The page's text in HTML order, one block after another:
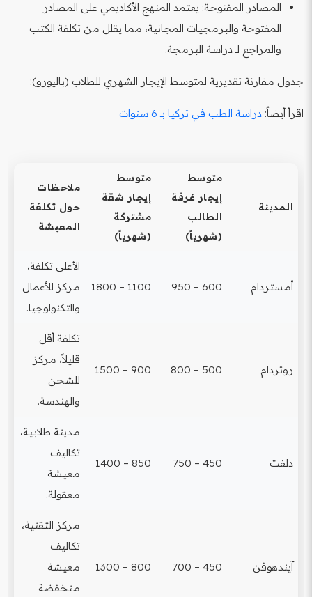
المصادر المفتوحة: يعتمد المنهج الأكاديمي على المصادر
المفتوحة والبرمجيات المجانية، مما يقلل من تكلفة الكتب
والمراجع لـ دراسة البرمجة.
جدول مقارنة تقديرية لمتوسط الإيجار الشهري للطلاب (باليورو):
اقرأ أيضاً: دراسة الطب في تركيا بـ 6 سنوات
المدينة
متوسط
إيجار غرفة
الطالب
(شهرياً)
متوسط
إيجار شقة
مشتركة
(شهرياً)
ملاحظات
حول تكلفة
المعيشة
أمستردام 600 – 950
1100 – 1800
الأعلى تكلفة،
مركز للأعمال
والتكنولوجيا.
روتردام 500 – 800
900 – 1500
تكلفة أقل
قليلاً، مركز
للشحن
والهندسة.
دلفت 450 – 750
850 – 1400
مدينة طلابية،
تكاليف
معيشة
معقولة.
آيندهوفن 450 – 700
800 – 1300
مركز التقنية،
تكاليف
معيشة
منخفضة